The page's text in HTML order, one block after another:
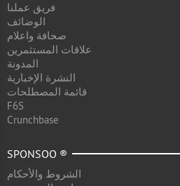
فريق عملنا
الوضائف
صحافة واعلام
علاقات المستثمرين
المدونة
النشرة الإخبارية
قائمة المصطلحات
F6S
Crunchbase
SPONSOO ®
الشروط والأحكام